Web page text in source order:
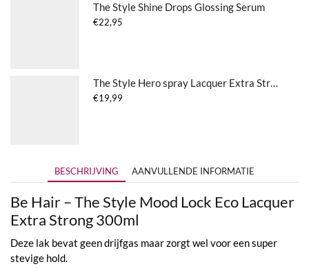
The Style Shine Drops Glossing Serum
€22,95
The Style Hero spray Lacquer Extra Strong
€19,99
BESCHRIJVING AANVULLENDE INFORMATIE
Be Hair – The Style Mood Lock Eco Lacquer
Extra Strong 300ml
Deze lak bevat geen drijfgas maar zorgt wel voor een super
stevige hold.